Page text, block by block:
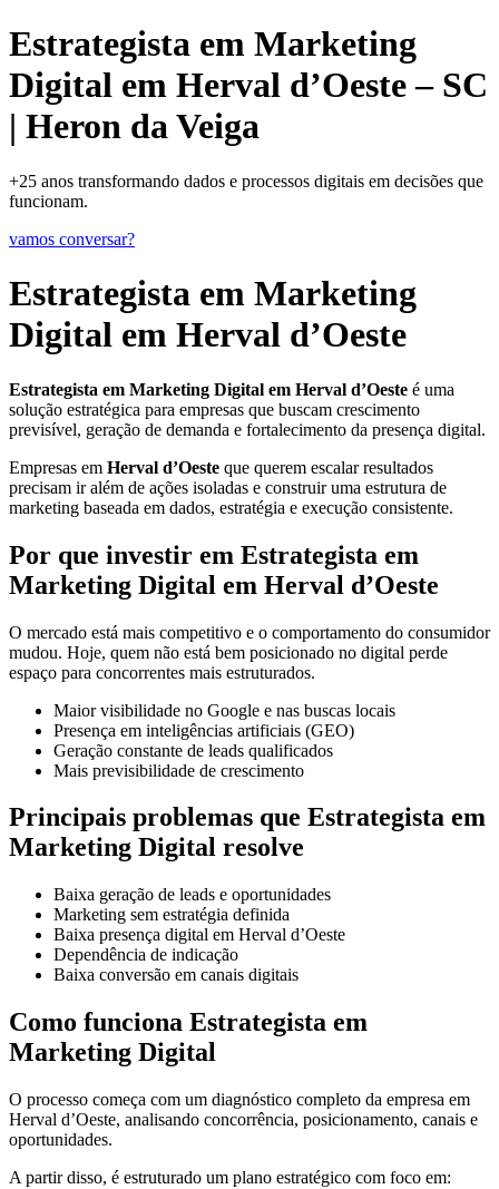
Estrategista em Marketing
Digital em Herval d’Oeste – SC
| Heron da Veiga
+25 anos transformando dados e processos digitais em decisões que
funcionam.
vamos conversar?
Estrategista em Marketing
Digital em Herval d’Oeste
Estrategista em Marketing Digital em Herval d’Oeste é uma
solução estratégica para empresas que buscam crescimento
previsível, geração de demanda e fortalecimento da presença digital.
Empresas em Herval d’Oeste que querem escalar resultados
precisam ir além de ações isoladas e construir uma estrutura de
marketing baseada em dados, estratégia e execução consistente.
Por que investir em Estrategista em
Marketing Digital em Herval d’Oeste
O mercado está mais competitivo e o comportamento do consumidor
mudou. Hoje, quem não está bem posicionado no digital perde
espaço para concorrentes mais estruturados.
Maior visibilidade no Google e nas buscas locais
Presença em inteligências artificiais (GEO)
Geração constante de leads qualificados
Mais previsibilidade de crescimento
Principais problemas que Estrategista em
Marketing Digital resolve
Baixa geração de leads e oportunidades
Marketing sem estratégia definida
Baixa presença digital em Herval d’Oeste
Dependência de indicação
Baixa conversão em canais digitais
Como funciona Estrategista em
Marketing Digital
O processo começa com um diagnóstico completo da empresa em
Herval d’Oeste, analisando concorrência, posicionamento, canais e
oportunidades.
A partir disso, é estruturado um plano estratégico com foco em: